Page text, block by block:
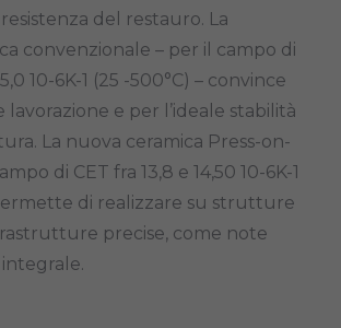
del restauro. La
convenzionale – per il campo di
10-6K-1 (25 -500°C) – convince
lavorazione e per l’ideale stabilità
La nuova ceramica Press-on-
di CET fra 13,8 e 14,50 10-6K-1
di realizzare su strutture
precise, come note